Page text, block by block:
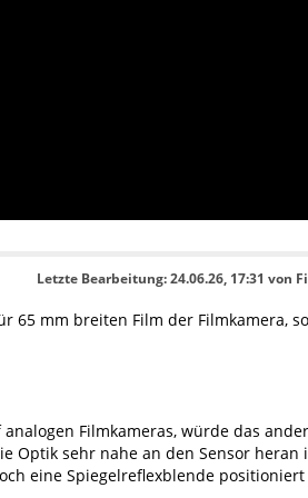
Letzte Bearbeitung: 24.06.26, 17:31 von
65 mm breiten Film der Filmkamera,
Filmkameras, würde das
Optik sehr nahe an den Sensor heran
eine Spiegelreflexblende positioniert